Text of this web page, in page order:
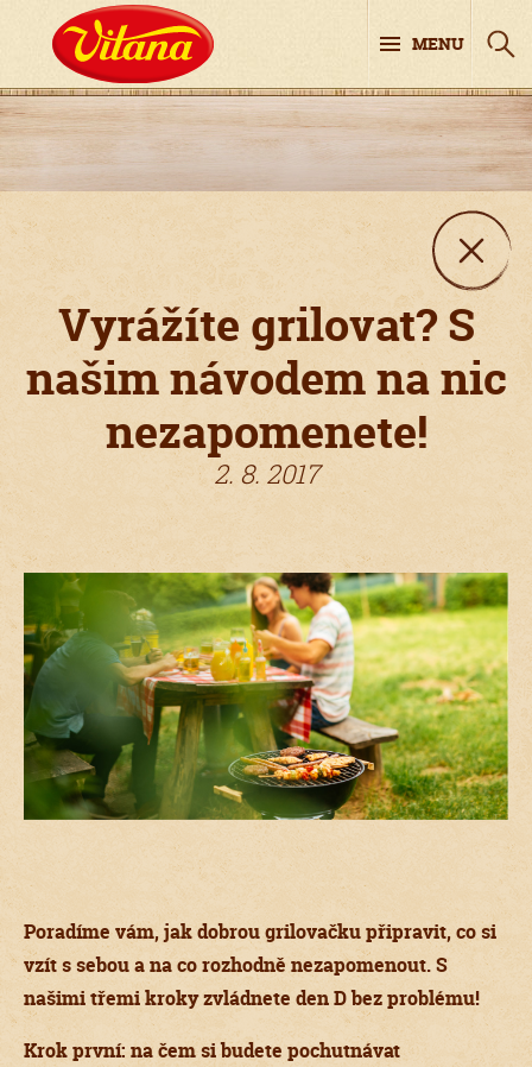
MENU
Vyrážíte grilovat? S
našim návodem na nic
nezapomenete!
2. 8. 2017
Poradíme vám, jak dobrou grilovačku připravit, co si
vzít s sebou a na co rozhodně nezapomenout. S
našimi třemi kroky zvládnete den D bez problému!
Krok první: na čem si budete pochutnávat